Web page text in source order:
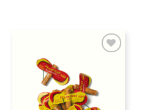
den
Wunschzettel